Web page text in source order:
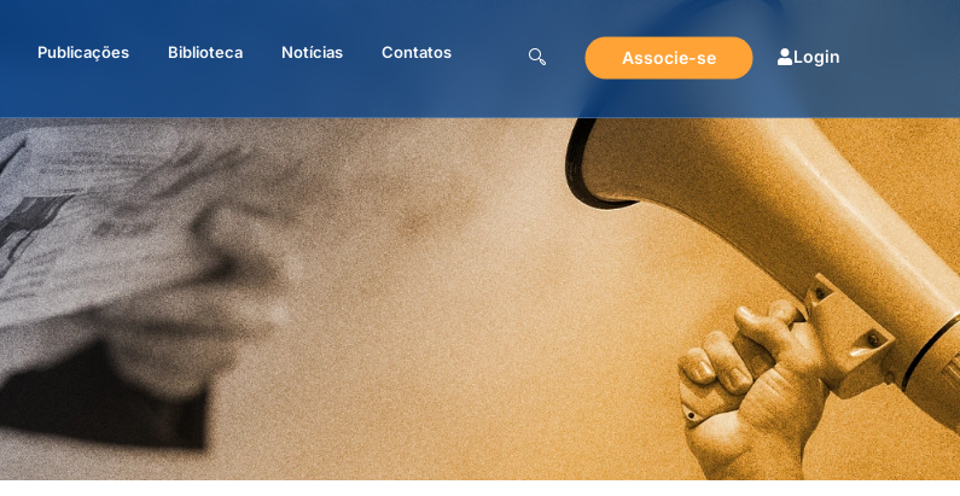
Publicações Biblioteca Notícias Contatos Associe-se Login